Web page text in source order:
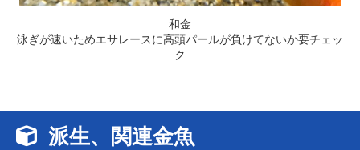
和金
泳ぎが速いためエサレースに高頭パールが負けてないか要チェッ
ク
派生、関連金魚